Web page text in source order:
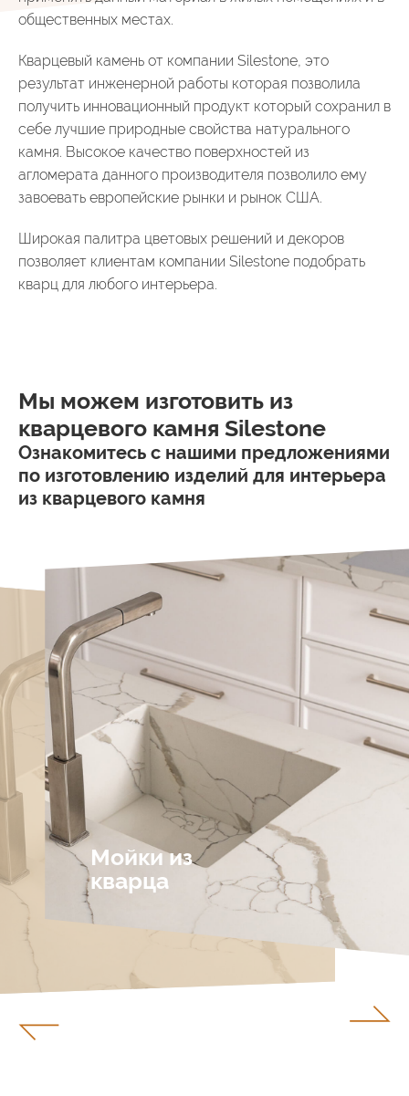
общественных местах.
Кварцевый камень от компании Silestone, это
результат инженерной работы которая позволила
получить инновационный продукт который сохранил в
себе лучшие природные свойства натурального
камня. Высокое качество поверхностей из
агломерата данного производителя позволило ему
завоевать европейские рынки и рынок США.
Широкая палитра цветовых решений и декоров
позволяет клиентам компании Silestone подобрать
кварц для любого интерьера.
Мы можем изготовить из
кварцевого камня Silestone
Ознакомитесь с нашими предложениями
по изготовлению изделий для интерьера
из кварцевого камня
Мойки из
кварца